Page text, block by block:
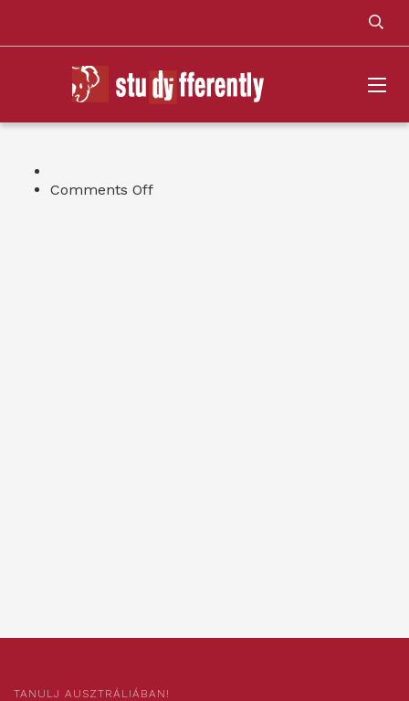
Comments Offon
TANULJ AUSZTRÁLIÁBAN!